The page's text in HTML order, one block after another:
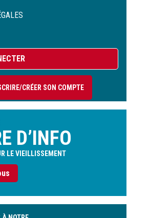
CRÉER SON COMPTE
D’INFO
LE VIEILLISSEMENT